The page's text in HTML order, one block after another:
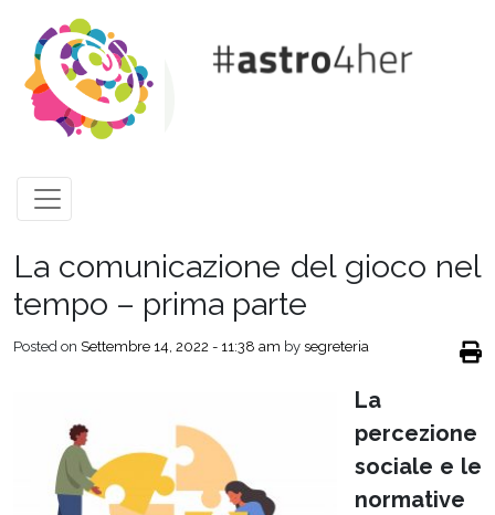
La comunicazione del gioco nel
tempo – prima parte
Posted on Settembre 14, 2022 - 11:38 am by segreteria
La
percezione
sociale e le
normative